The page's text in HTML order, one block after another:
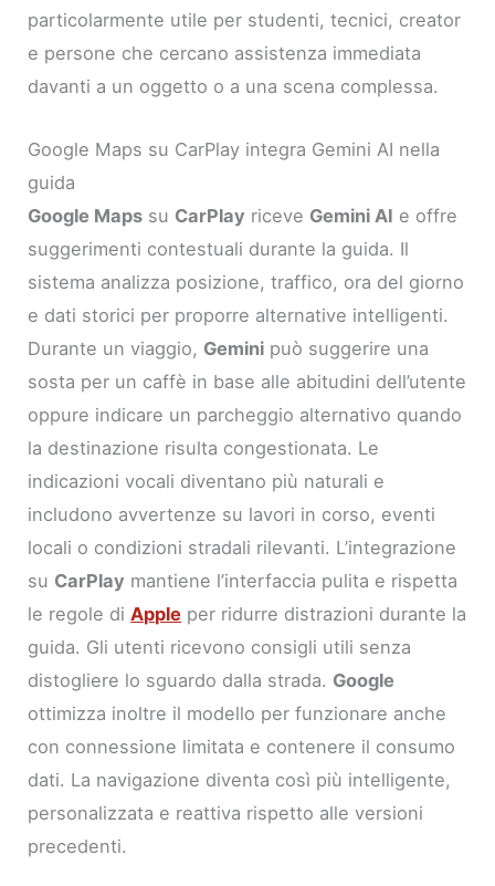
particolarmente utile per studenti, tecnici, creator
e persone che cercano assistenza immediata
davanti a un oggetto o a una scena complessa.
Google Maps su CarPlay integra Gemini AI nella
guida
Google Maps su CarPlay riceve Gemini AI e offre
suggerimenti contestuali durante la guida. Il
sistema analizza posizione, traffico, ora del giorno
e dati storici per proporre alternative intelligenti.
Durante un viaggio, Gemini può suggerire una
sosta per un caffè in base alle abitudini dell’utente
oppure indicare un parcheggio alternativo quando
la destinazione risulta congestionata. Le
indicazioni vocali diventano più naturali e
includono avvertenze su lavori in corso, eventi
locali o condizioni stradali rilevanti. L’integrazione
su CarPlay mantiene l’interfaccia pulita e rispetta
le regole diApple per ridurre distrazioni durante la
guida. Gli utenti ricevono consigli utili senza
distogliere lo sguardo dalla strada. Google
ottimizza inoltre il modello per funzionare anche
con connessione limitata e contenere il consumo
dati. La navigazione diventa così più intelligente,
personalizzata e reattiva rispetto alle versioni
precedenti.